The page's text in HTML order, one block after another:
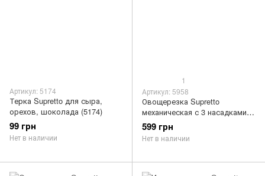
Артикул: 5174
Терка Supretto для сыра,
орехов, шоколада (5174)
99 грн
Нет в наличии
1
Артикул: 5958
Овощерезка Supretto
механическая с 3 насадками
(5958)
599 грн
Нет в наличии